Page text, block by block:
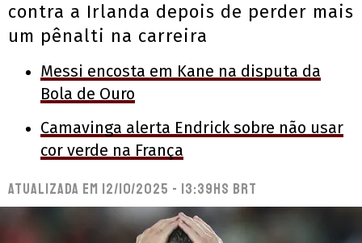
contra a Irlanda depois de perder mais
um pênalti na carreira
Messi encosta em Kane na disputa da
Bola de Ouro
Camavinga alerta Endrick sobre não usar
cor verde na França
Atualizada em 12/10/2025 - 13:39hs BRT